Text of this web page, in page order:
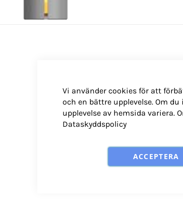
Vi använder cookies för att
och en bättre upplevelse. Om
upplevelse av hemsida variera.
Dataskyddspolicy
ACCEPTERA